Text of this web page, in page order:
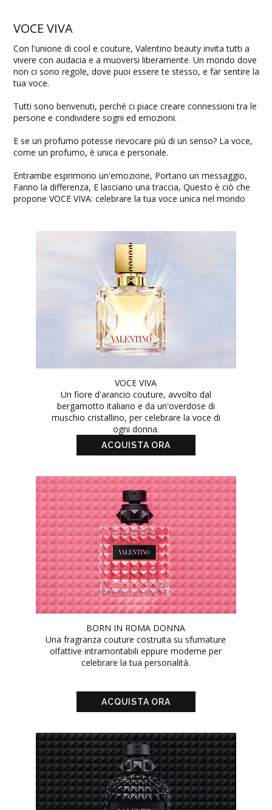
VOCE VIVA
Con l'unione di cool e couture, Valentino beauty invita tutti a
vivere con audacia e a muoversi liberamente. Un mondo dove
non ci sono regole, dove puoi essere te stesso, e far sentire la
tua voce.
Tutti sono benvenuti, perché ci piace creare connessioni tra le
persone e condividere sogni ed emozioni.
E se un profumo potesse rievocare più di un senso? La voce,
come un profumo, è unica e personale.
Entrambe esprimono un'emozione, Portano un messaggio,
Fanno la differenza, E lasciano una traccia, Questo è ciò che
propone VOCE VIVA: celebrare la tua voce unica nel mondo
VOCE VIVA
Un fiore d'arancio couture, avvolto dal
bergamotto italiano e da un'overdose di
muschio cristallino, per celebrare la voce di
ogni donna.
ACQUISTA ORA
BORN IN ROMA DONNA
Una fragranza couture costruita su sfumature
olfattive intramontabili eppure moderne per
celebrare la tua personalità.
ACQUISTA ORA